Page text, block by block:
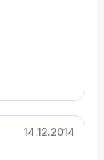
остро,
назад.
–
на
в СМИ и
на
и «что
14.12.2014